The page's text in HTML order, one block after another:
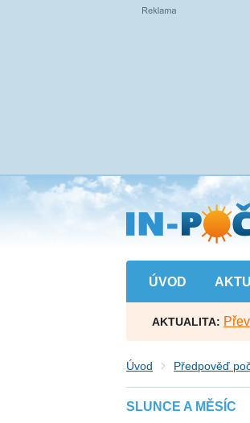
Přejít
na
hlavní
obsah
ÚVOD
AKTUALITA:
Úvod Předpověď
SLUNCE A MĚSÍC